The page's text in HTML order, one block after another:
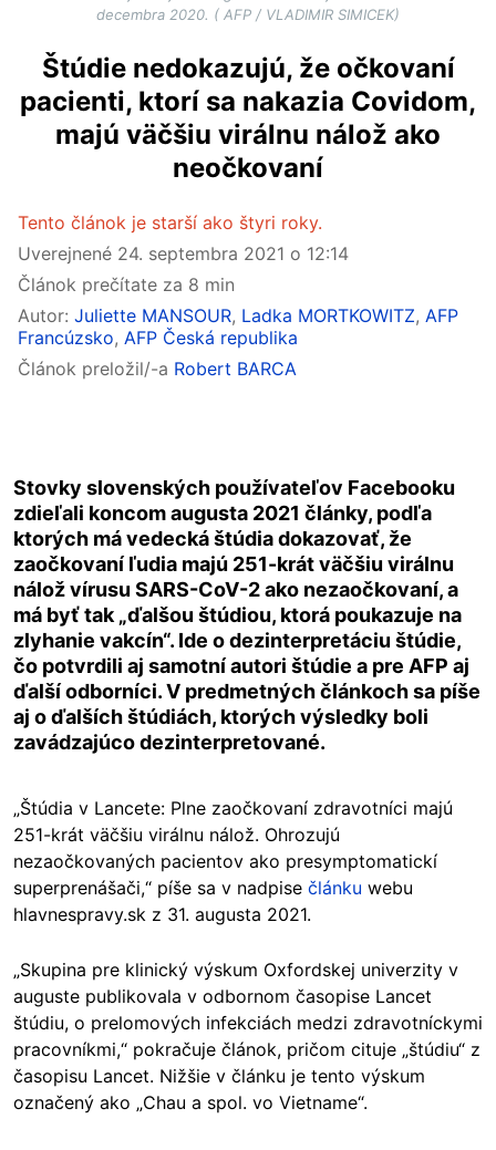
decembra 2020. ( AFP / VLADIMIR SIMICEK)
Štúdie nedokazujú, že očkovaní
pacienti, ktorí sa nakazia Covidom,
majú väčšiu virálnu nálož ako
neočkovaní
Tento článok je starší ako štyri roky.
Uverejnené 24. septembra 2021 o 12:14
Článok prečítate za 8 min
Autor: Juliette MANSOUR, Ladka MORTKOWITZ, AFP
Francúzsko, AFP Česká republika
Článok preložil/-a Robert BARCA
Stovky slovenských používateľov Facebooku
zdieľali koncom augusta 2021 články, podľa
ktorých má vedecká štúdia dokazovať, že
zaočkovaní ľudia majú 251-krát väčšiu virálnu
nálož vírusu SARS-CoV-2 ako nezaočkovaní, a
má byť tak „ďalšou štúdiou, ktorá poukazuje na
zlyhanie vakcín“. Ide o dezinterpretáciu štúdie,
čo potvrdili aj samotní autori štúdie a pre AFP aj
ďalší odborníci. V predmetných článkoch sa píše
aj o ďalších štúdiách, ktorých výsledky boli
zavádzajúco dezinterpretované.
„Štúdia v Lancete: Plne zaočkovaní zdravotníci majú
251-krát väčšiu virálnu nálož. Ohrozujú
nezaočkovaných pacientov ako presymptomatickí
superprenášači,“ píše sa v nadpise článku webu
hlavnespravy.sk z 31. augusta 2021.
„Skupina pre klinický výskum Oxfordskej univerzity v
auguste publikovala v odbornom časopise Lancet
štúdiu, o prelomových infekciách medzi zdravotníckymi
pracovníkmi,“ pokračuje článok, pričom cituje „štúdiu“ z
časopisu Lancet. Nižšie v článku je tento výskum
označený ako „Chau a spol. vo Vietname“.